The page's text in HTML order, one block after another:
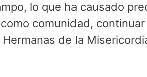
lo que ha causado
comunidad,
de la